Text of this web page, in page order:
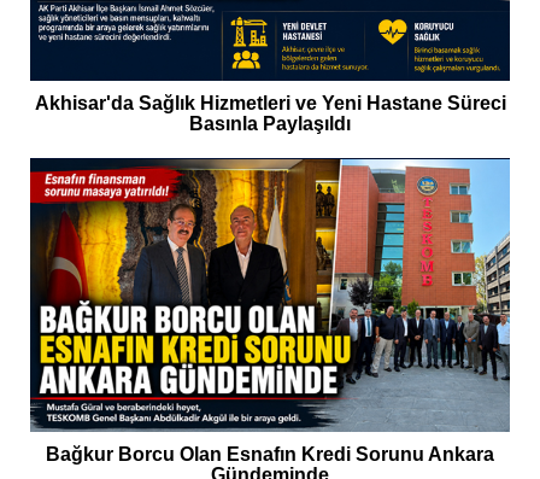
Akhisar'da Sağlık Hizmetleri ve Yeni Hastane Süreci
Basınla Paylaşıldı
Bağkur Borcu Olan Esnafın Kredi Sorunu Ankara
Gündeminde